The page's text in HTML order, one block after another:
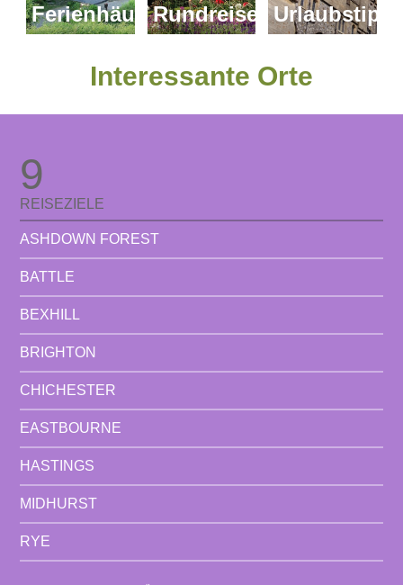
FerienhäuserRundreisen
Interessante Orte
9
REISEZIELE
ASHDOWN FOREST
BATTLE
BEXHILL
BRIGHTON
CHICHESTER
EASTBOURNE
HASTINGS
MIDHURST
RYE